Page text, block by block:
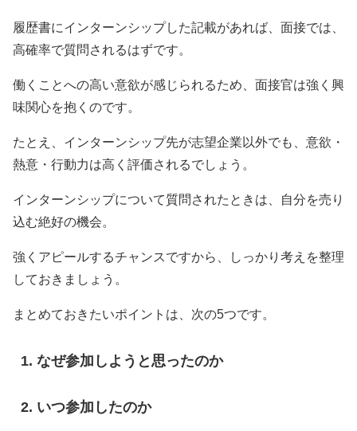
履歴書にインターンシップした記載があれば、面接では、
高確率で質問されるはずです。
働くことへの高い意欲が感じられるため、面接官は強く興
味関心を抱くのです。
たとえ、インターンシップ先が志望企業以外でも、意欲・
熱意・行動力は高く評価されるでしょう。
インターンシップについて質問されたときは、自分を売り
込む絶好の機会。
強くアピールするチャンスですから、しっかり考えを整理
しておきましょう。
まとめておきたいポイントは、次の5つです。
なぜ参加しようと思ったのか
いつ参加したのか